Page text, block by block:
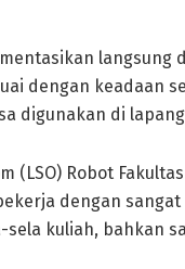
langsung
dengan keadaan
digunakan di
(LSO) Robot
dengan sangat
kuliah, bahkan